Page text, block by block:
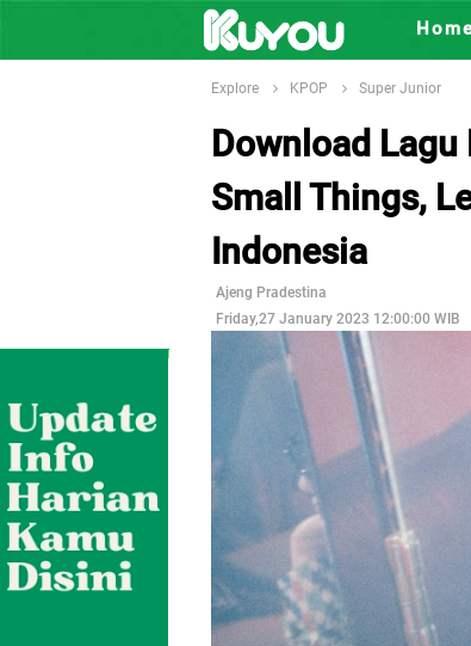
Explore KPOP Super Junior
Download
Small Things,
Indonesia
Ajeng Pradestina
Friday,27 January 2023 12:00:00 WIB